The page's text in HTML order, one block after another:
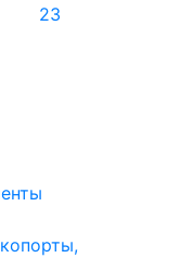
23